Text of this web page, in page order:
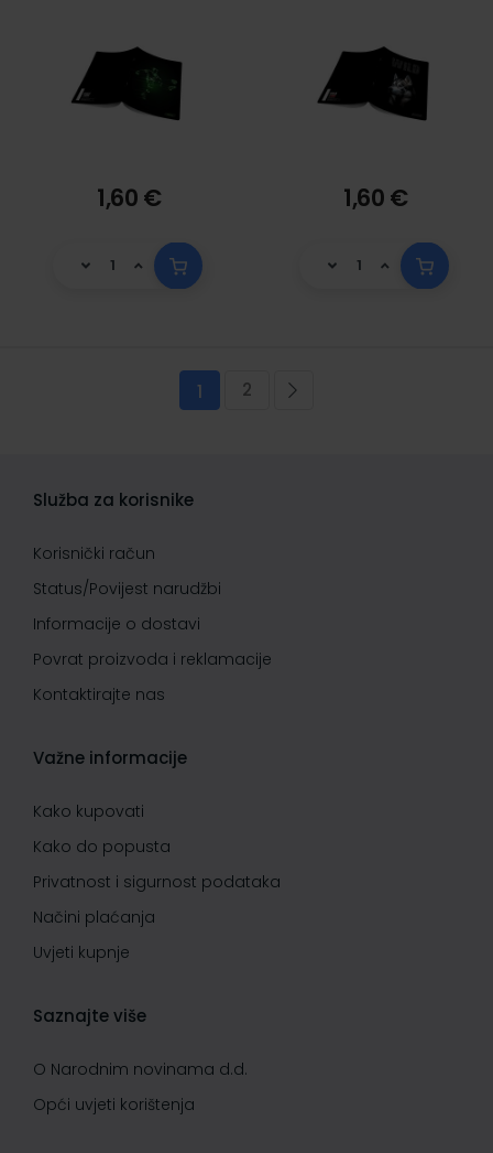
1,60 € 1,60 €
Stranica
Trenutno pregledavate stranicu
1 Stranica
2
Služba za korisnike
Korisnički račun
Status/Povijest narudžbi
Informacije o dostavi
Povrat proizvoda i reklamacije
Kontaktirajte nas
Važne informacije
Kako kupovati
Kako do popusta
Privatnost i sigurnost podataka
Načini plaćanja
Uvjeti kupnje
Saznajte više
O Narodnim novinama d.d.
Opći uvjeti korištenja